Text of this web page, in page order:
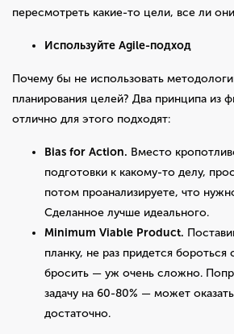
пересмотреть какие-то цели, все ли
Используйте Agile-подход
Почему бы не использовать
планирования целей? Два принципа из
отлично для этого подходят:
Bias for Action. Вместо
подготовки к какому-то делу,
потом проанализируете, что
Сделанное лучше идеального.
Minimum Viable Product.
планку, не раз придется бороться
бросить — уж очень сложно.
задачу на 60-80% — может
достаточно.